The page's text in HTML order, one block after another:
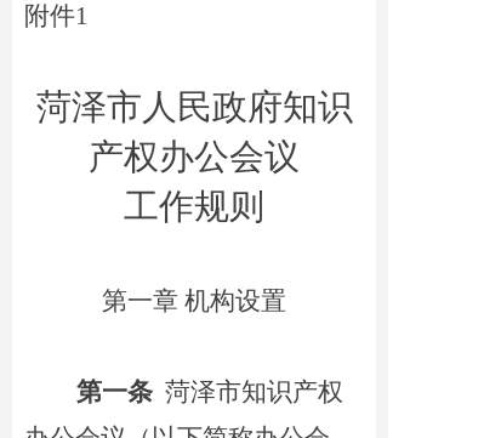
附件1
菏泽市人民政府知识
产权办公会议
工作规则
第一章 机构设置
第一条 菏泽市知识产权